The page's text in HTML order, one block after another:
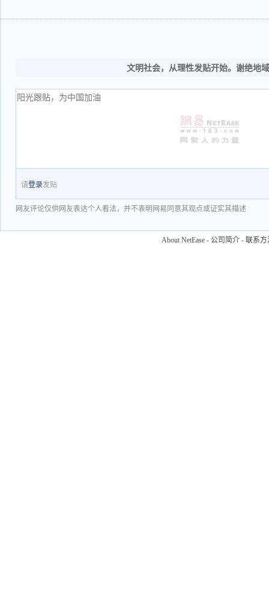
文明社会，从理性发贴开始。谢绝地
请登录发贴
网友评论仅供网友表达个人看法，并不表明网易同意其观点或证实其描述
About NetEase - 公司简介 - 联系方